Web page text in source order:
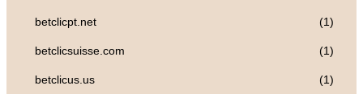
betclicpt.net (1)
betclicsuisse.com (1)
betclicus.us (1)